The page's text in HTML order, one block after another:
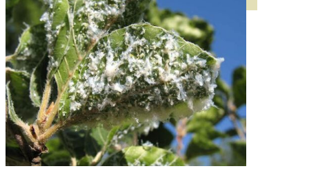
VER TODOS
ABONOS LÍQUIDOS
ABONOS SOLIDOS
BIOESTIMULANTES
SUSTRATOS Y
DECORATIVAS